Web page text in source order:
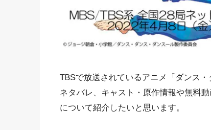
TBSで放送されているアニメ「ダンス
ネタバレ、キャスト・原作情報や無料
について紹介したいと思います。